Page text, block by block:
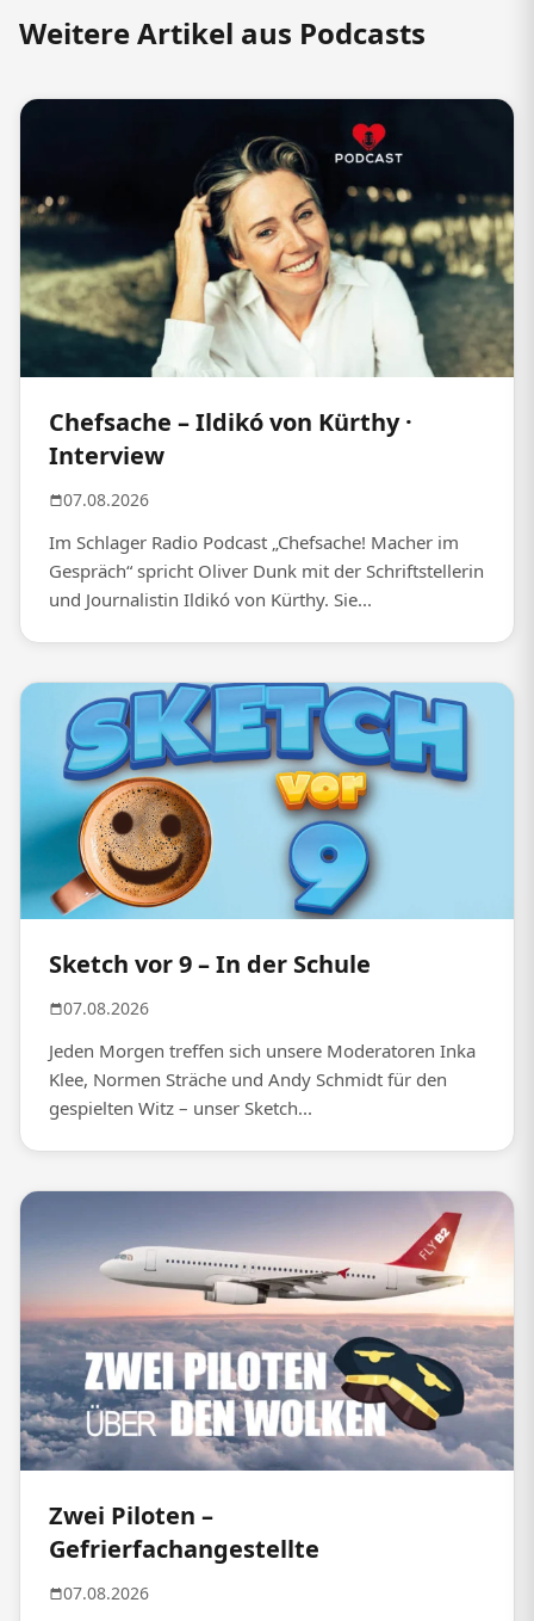
Weitere Artikel aus Podcasts
Chefsache – Ildikó von Kürthy ·
Interview
07.08.2026
Im Schlager Radio Podcast „Chefsache! Macher im
Gespräch“ spricht Oliver Dunk mit der Schriftstellerin
und Journalistin Ildikó von Kürthy. Sie...
Sketch vor 9 – In der Schule
07.08.2026
Jeden Morgen treffen sich unsere Moderatoren Inka
Klee, Normen Sträche und Andy Schmidt für den
gespielten Witz – unser Sketch...
Zwei Piloten –
Gefrierfachangestellte
07.08.2026